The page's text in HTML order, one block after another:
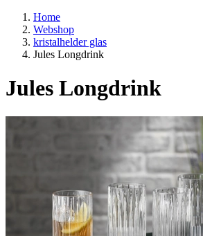
Home
Webshop
kristalhelder glas
Jules Longdrink
Jules Longdrink